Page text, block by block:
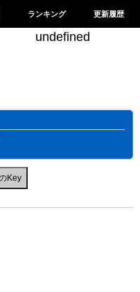
ランキング 更新履歴
undefined